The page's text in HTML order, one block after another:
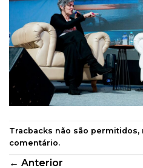
Tracbacks não são permitidos,
comentário.
← Anterior